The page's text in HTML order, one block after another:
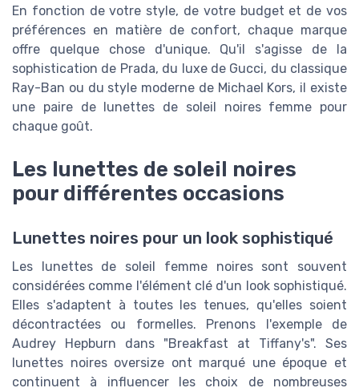
En fonction de votre style, de votre budget et de vos
préférences en matière de confort, chaque marque
offre quelque chose d'unique. Qu'il s'agisse de la
sophistication de Prada, du luxe de Gucci, du classique
Ray-Ban ou du style moderne de Michael Kors, il existe
une paire de lunettes de soleil noires femme pour
chaque goût.
Les lunettes de soleil noires
pour différentes occasions
Lunettes noires pour un look sophistiqué
Les lunettes de soleil femme noires sont souvent
considérées comme l'élément clé d'un look sophistiqué.
Elles s'adaptent à toutes les tenues, qu'elles soient
décontractées ou formelles. Prenons l'exemple de
Audrey Hepburn dans "Breakfast at Tiffany's". Ses
lunettes noires oversize ont marqué une époque et
continuent à influencer les choix de nombreuses